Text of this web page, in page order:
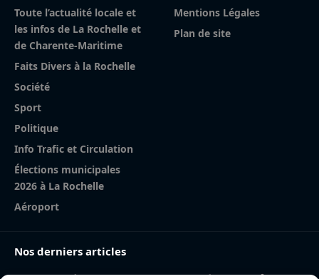
Toute l’actualité locale et
les infos de La Rochelle et
de Charente-Maritime
Faits Divers à la Rochelle
Société
Sport
Politique
Info Trafic et Circulation
Élections municipales
2026 à La Rochelle
Aéroport
Mentions Légales
Plan de site
Nos derniers articles